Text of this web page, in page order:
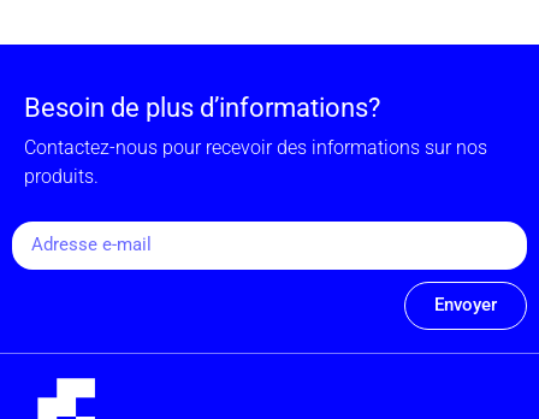
Besoin de plus d’informations?
Contactez-nous pour recevoir des informations sur nos
produits.
Envoyer